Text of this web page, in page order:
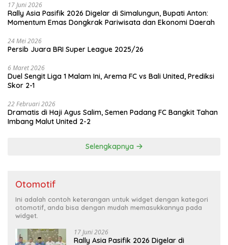
17 Juni 2026
Rally Asia Pasifik 2026 Digelar di Simalungun, Bupati Anton:
Momentum Emas Dongkrak Pariwisata dan Ekonomi Daerah
24 Mei 2026
Persib Juara BRI Super League 2025/26
6 Maret 2026
Duel Sengit Liga 1 Malam Ini, Arema FC vs Bali United, Prediksi
Skor 2-1
22 Februari 2026
Dramatis di Haji Agus Salim, Semen Padang FC Bangkit Tahan
Imbang Malut United 2-2
Selengkapnya
Otomotif
Ini adalah contoh keterangan untuk widget dengan kategori
otomotif, anda bisa dengan mudah memasukkannya pada
widget.
17 Juni 2026
Rally Asia Pasifik 2026 Digelar di